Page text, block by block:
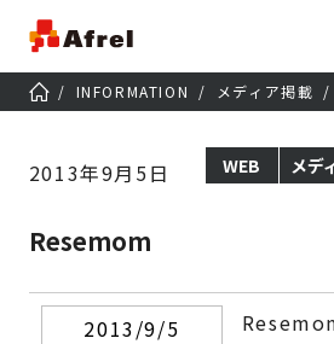
INFORMATION メディア掲載
2013年9月5日 WEB メデ
Resemom
2013/9/5